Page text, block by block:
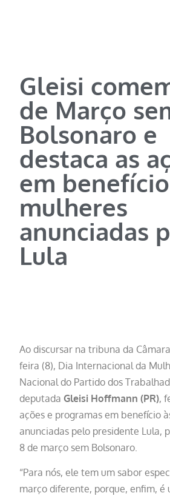
Gleisi
de Março
Bolsonaro e
destaca as
em
mulheres
anunciadas
Lula
Ao discursar na tribuna da
feira (8), Dia Internacional da
Nacional do Partido dos
deputadaGleisi Hoffmann (PR),
ações e programas em benefício
anunciadas pelo presidente Lula,
8 de março sem Bolsonaro.
“Para nós, ele tem um sabor
março diferente, porque, enfim, é